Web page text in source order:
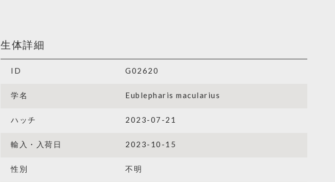
生体詳細
ID G02620
学名 Eublepharis macularius
ハッチ 2023-07-21
輸入・入荷日 2023-10-15
性別 不明